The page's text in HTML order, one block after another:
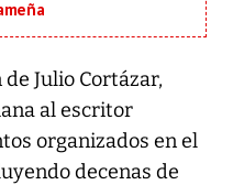
Julio Cortázar,
al escritor
organizados en el
decenas de